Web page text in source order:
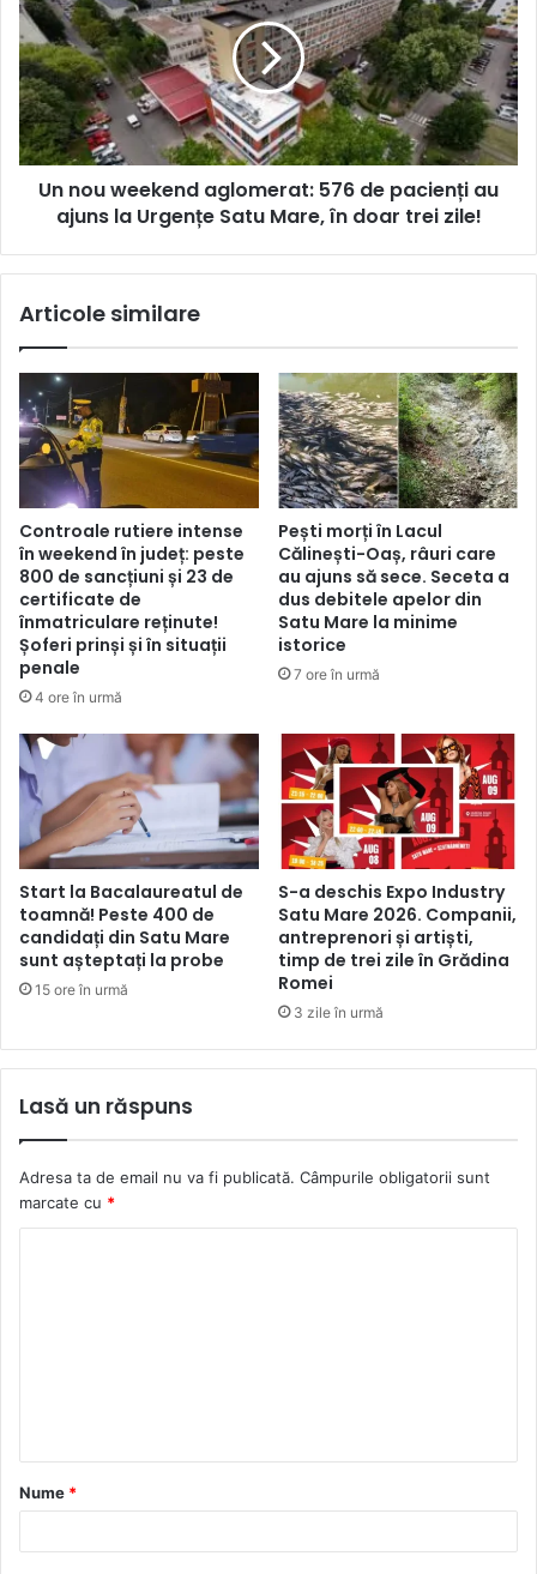
Un nou weekend aglomerat: 576 de pacienți au
ajuns la Urgențe Satu Mare, în doar trei zile!
Articole similare
Controale rutiere intense
în weekend în județ: peste
800 de sancțiuni și 23 de
certificate de
înmatriculare reținute!
Șoferi prinși și în situații
penale
4 ore în urmă
Pești morți în Lacul
Călinești-Oaș, râuri care
au ajuns să sece. Seceta a
dus debitele apelor din
Satu Mare la minime
istorice
7 ore în urmă
Start la Bacalaureatul de
toamnă! Peste 400 de
candidați din Satu Mare
sunt așteptați la probe
15 ore în urmă
S-a deschis Expo Industry
Satu Mare 2026. Companii,
antreprenori și artiști,
timp de trei zile în Grădina
Romei
3 zile în urmă
Lasă un răspuns
Adresa ta de email nu va fi publicată. Câmpurile obligatorii sunt
marcate cu *
a
r
Nume *